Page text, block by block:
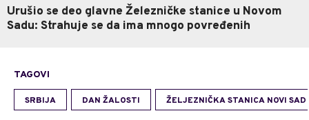
Urušio se deo glavne Železničke stanice u Novom
Sadu: Strahuje se da ima mnogo povređenih
TAGOVI
SRBIJA DAN ŽALOSTI ŽELJEZNIČKA STANICA NOVI SAD